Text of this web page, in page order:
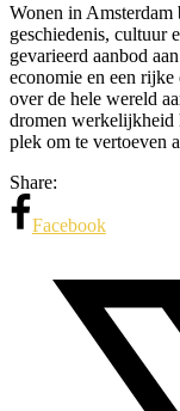
Wonen in Amsterdam
geschiedenis, cultuur
gevarieerd aanbod
economie en een rijke
over de hele wereld
dromen werkelijkheid
plek om te vertoeven
Share:
Facebook